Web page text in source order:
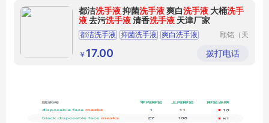
都洁洗手液抑菌洗手液爽白洗手液 大桶洗手
液去污洗手液清香洗手液 天津厂家
都洁洗手液 抑菌洗手液 爽白洗手液
大桶洗手液
颐铭（天
发展有限
公司
￥ 17.00 拨打电话